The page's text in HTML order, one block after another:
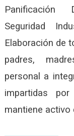
Panificación
Seguridad
Elaboración de
padres,
personal a
impartidas
mantiene activo